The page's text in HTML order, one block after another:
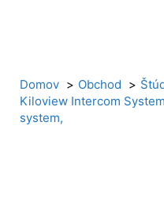
Domov Obchod
Kiloview Intercom
system,